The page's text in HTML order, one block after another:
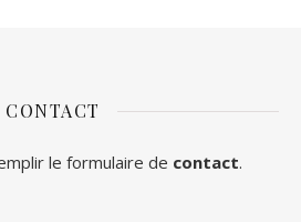
CONTACT
le formulaire de contact.